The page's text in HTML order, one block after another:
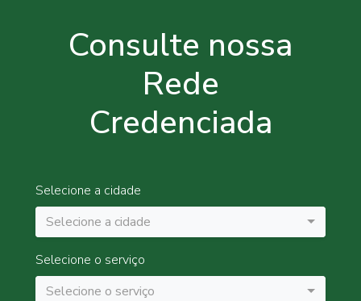
Consulte nossa
Rede
Credenciada
Selecione a cidade
Selecione a cidade
Selecione o serviço
Selecione o serviço